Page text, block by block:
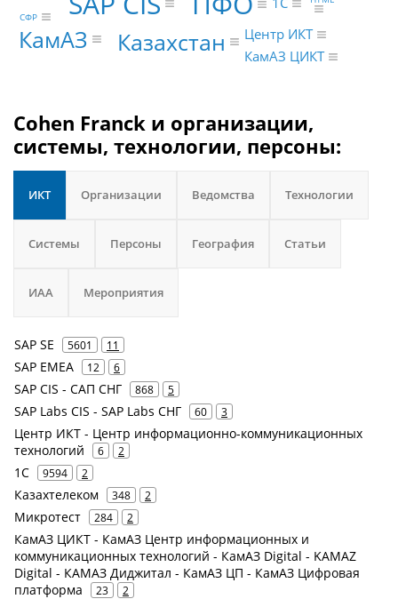
КамАЗ Казахстан Центр ИКТ
КамАЗ ЦИКТ
СФР
Cohen Franck и организации,
системы, технологии, персоны:
ИКТ Организации Ведомства Технологии
Системы Персоны География Статьи
ИАА Мероприятия
SAP SE 5601 11
SAP EMEA 12 6
SAP CIS - САП СНГ 868 5
SAP Labs CIS - SAP Labs СНГ 60 3
Центр ИКТ - Центр информационно-коммуникационных
технологий
6 2
1С 9594 2
Казахтелеком 348 2
Микротест 284 2
КамАЗ ЦИКТ - КамАЗ Центр информационных и
коммуникационных технологий - КамАЗ Digital - KAMAZ
Digital - КАМАЗ Диджитал - КамАЗ ЦП - КамАЗ Цифровая
платформа
23 2